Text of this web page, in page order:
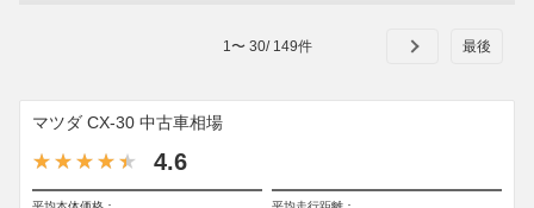
1 〜 30/ 149件
マツダ CX-30 中古車相場
4.6